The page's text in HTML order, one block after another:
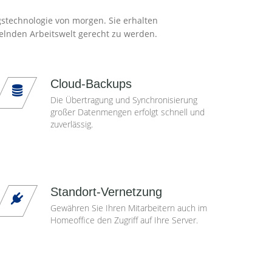
von morgen. Sie erhalten
Arbeitswelt gerecht zu werden.
Cloud-Backups
Die Übertragung und Synchronisierung
großer Datenmengen erfolgt schnell und
zuverlässig.
Standort-Vernetzung
Gewähren Sie Ihren Mitarbeitern auch im
Homeoffice den Zugriff auf Ihre Server.